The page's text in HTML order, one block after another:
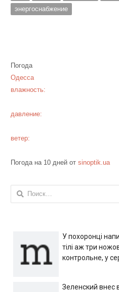
энергоснабжение
Погода
Одесса
влажность:
давление:
ветер:
Погода на 10 дней от sinoptik.ua
Найти:
У похоронці
тілі аж три
контрольне, у
Зеленский внес